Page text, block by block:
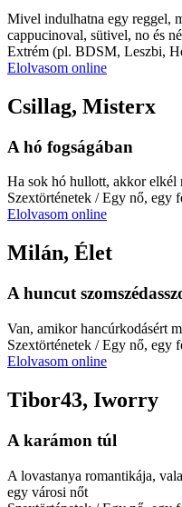
Mivel indulhatna egy reggel,
cappucinoval, sütivel, no és
Extrém (pl. BDSM, Leszbi,
Elolvasom online
Csillag, Misterx
A hó fogságában
Ha sok hó hullott, akkor elkél
Szextörténetek / Egy nő, egy
Elolvasom online
Milán, Élet
A huncut
Van, amikor hancúrkodásért
Szextörténetek / Egy nő, egy
Elolvasom online
Tibor43, Iworry
A karámon túl
A lovastanya romantikája,
egy városi nőt